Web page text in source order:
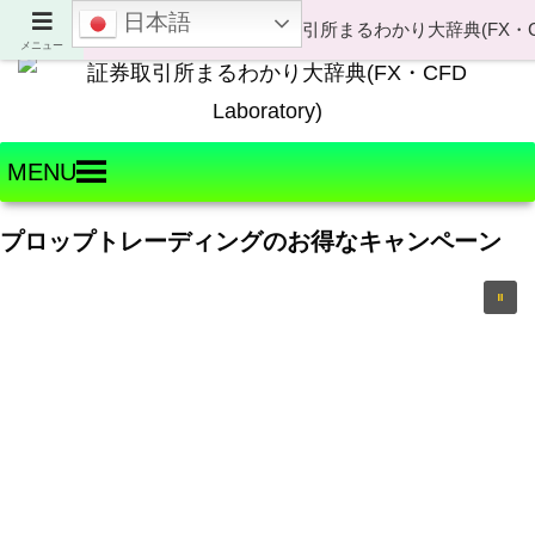
Welcome to FX・CFD Laboratory!
MENU
プロップトレーディングのお得なキャンペーン
メニュー
日本語